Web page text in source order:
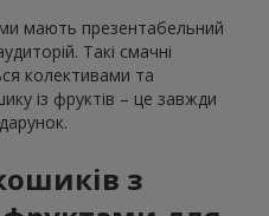
мають презентабельний
Такі смачні
колективами та
із фруктів – це завжди
з